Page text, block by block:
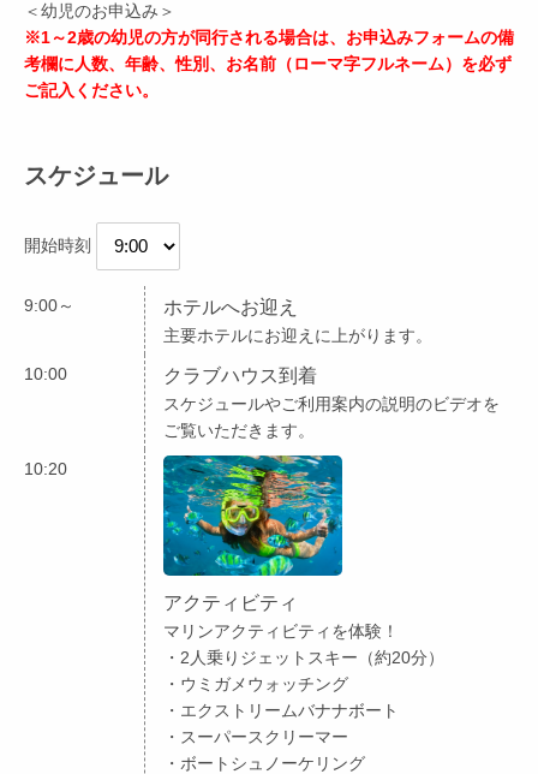
＜幼児のお申込み＞
※1～2歳の幼児の方が同行される場合は、お申込みフォームの備
考欄に人数、年齢、性別、お名前（ローマ字フルネーム）を必ず
ご記入ください。
スケジュール
開始時刻
9:00～ ホテルへお迎え
主要ホテルにお迎えに上がります。
10:00
クラブハウス到着
スケジュールやご利用案内の説明のビデオを
ご覧いただきます。
10:20
アクティビティ
マリンアクティビティを体験！
・2人乗りジェットスキー（約20分）
・ウミガメウォッチング
・エクストリームバナナボート
・スーパースクリーマー
・ボートシュノーケリング